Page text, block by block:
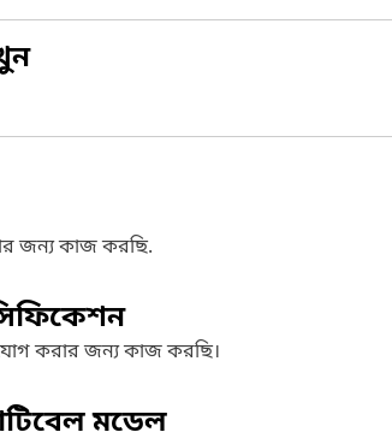
জন্য কাজ করছি.
করার জন্য কাজ করছি।
মডেল